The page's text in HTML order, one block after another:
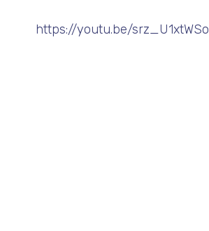
https://youtu.be/srz_U1xtWSo